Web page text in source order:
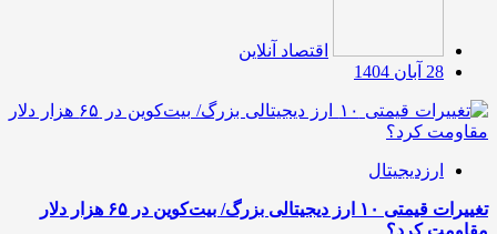
اقتصاد آنلاین
28 آبان 1404
ارزدیجیتال
تغییرات قیمتی ۱۰ ارز دیجیتالی بزرگ/ بیت‌کوین در ۶۵ هزار دلار